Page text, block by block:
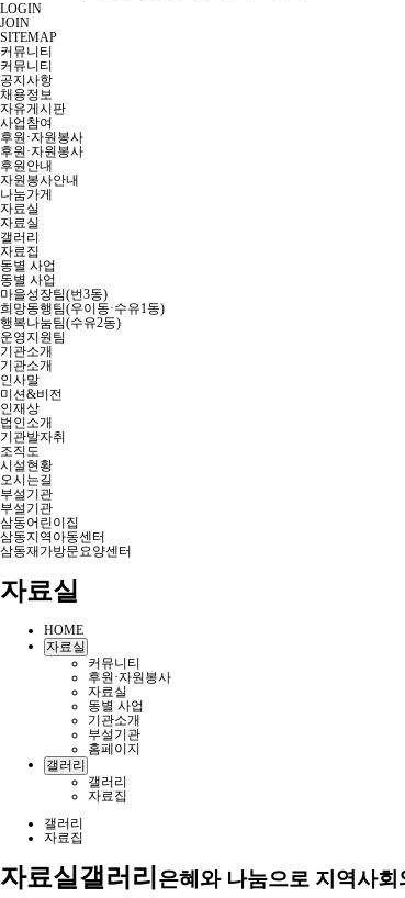
LOGIN
JOIN
SITEMAP
커뮤니티
커뮤니티
공지사항
채용정보
자유게시판
사업참여
후원·자원봉사
후원·자원봉사
후원안내
자원봉사안내
나눔가게
자료실
자료실
갤러리
자료집
동별 사업
동별 사업
마을성장팀(번3동)
희망동행팀(우이동·수유1동)
행복나눔팀(수유2동)
운영지원팀
기관소개
기관소개
인사말
미션&비전
인재상
법인소개
기관발자취
조직도
시설현황
오시는길
부설기관
부설기관
삼동어린이집
삼동지역아동센터
삼동재가방문요양센터
자료실
HOME
자료실
커뮤니티
후원·자원봉사
자료실
동별 사업
기관소개
부설기관
홈페이지
갤러리
갤러리
자료집
갤러리
자료집
자료실갤러리 은혜와 나눔으로 지역사